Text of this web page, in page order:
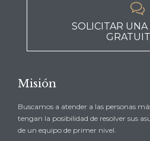

SOLICITAR UNA
Misión
Buscamos a atender a las personas
tengan la posibilidad de resolver sus
de un equipo de primer nivel.